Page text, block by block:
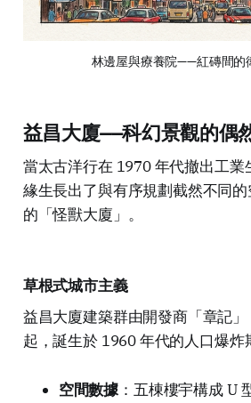
林邊屋與療養院——紅磚間的
益昌大廈——科幻景觀的偶
當太古洋行在 1970 年代撤出工業
緣生長出了與有序規劃截然不同
的「怪獸大廈」。
草根式城市主義
益昌大廈建築群由開發商「章記
起，誕生於 1960 年代的人口爆炸
空間數據 ：五棟樓宇構成 U